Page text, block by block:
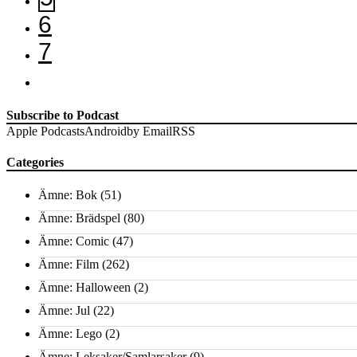
6
7
Subscribe to Podcast
Apple PodcastsAndroidby EmailRSS
Categories
Ämne: Bok (51)
Ämne: Brädspel (80)
Ämne: Comic (47)
Ämne: Film (262)
Ämne: Halloween (2)
Ämne: Jul (22)
Ämne: Lego (2)